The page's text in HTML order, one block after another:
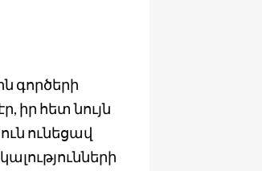
գործերի
հետ նույն
ունեցավ